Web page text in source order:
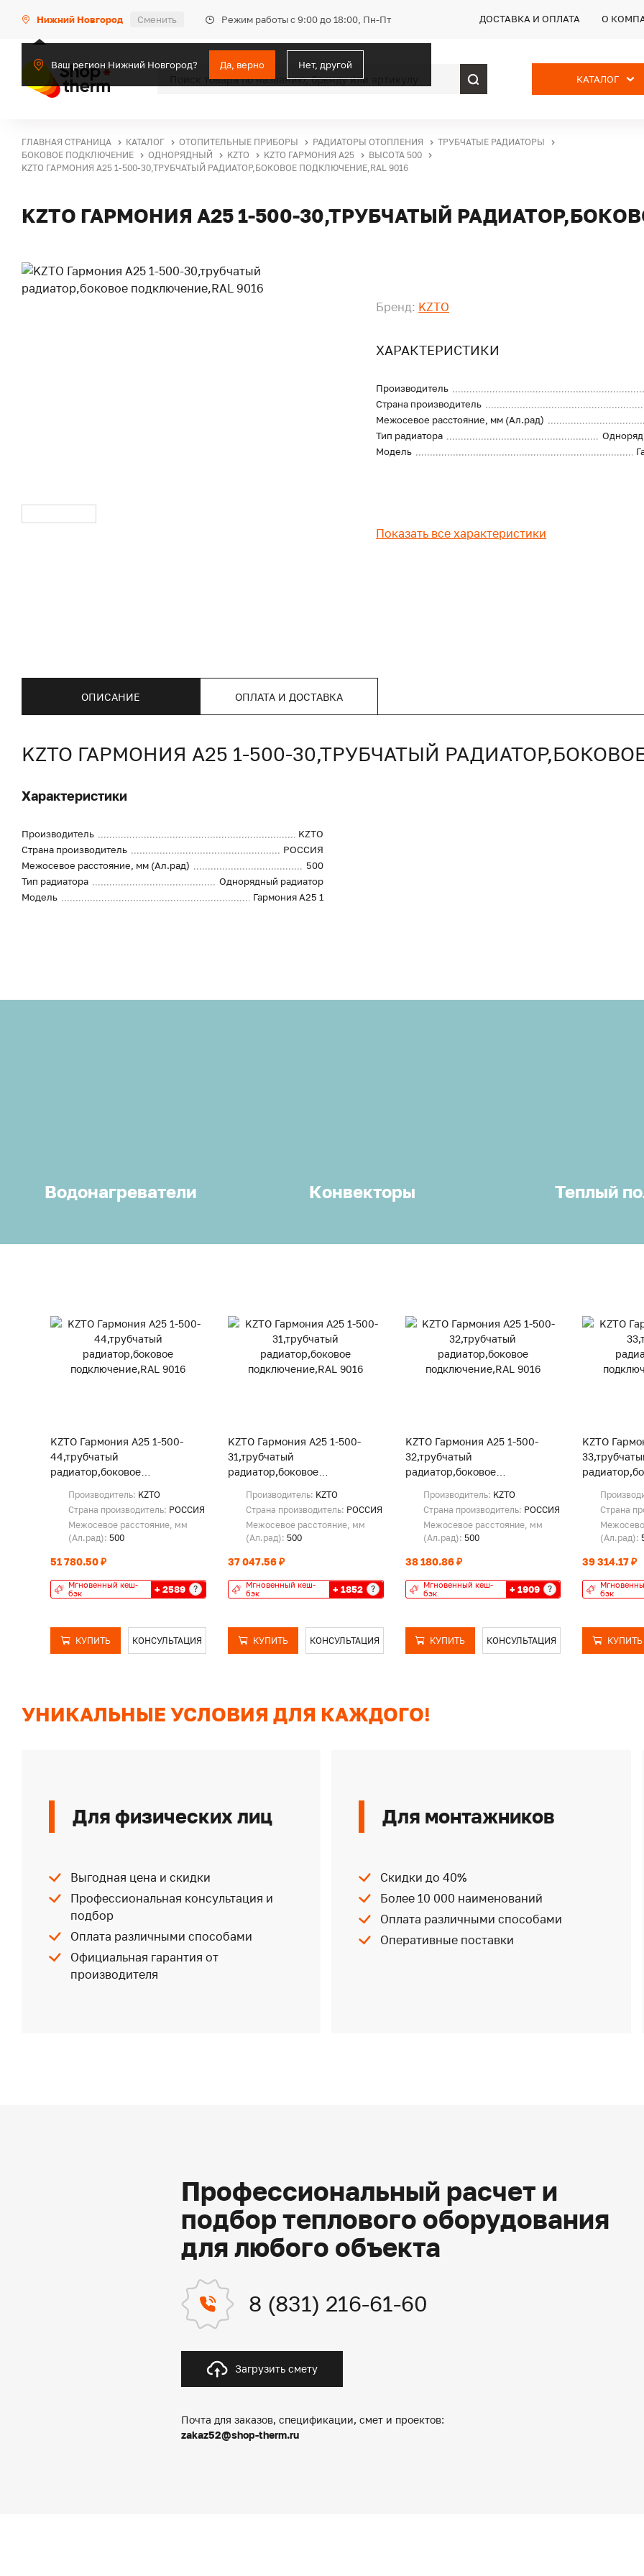
Нижний Новгород Сменить Режим работы с 9:00 до 18:00, Пн-Пт
Ваш регион Нижний Новгород? Да, верно Нет, другой
ДОСТАВКА И ОПЛАТА О
КАТАЛОГ
ГЛАВНАЯ СТРАНИЦА КАТАЛОГ ОТОПИТЕЛЬНЫЕ ПРИБОРЫ РАДИАТОРЫ ОТОПЛЕНИЯ
ТРУБЧАТЫЕ РАДИАТОРЫ
БОКОВОЕ ПОДКЛЮЧЕНИЕ
ОДНОРЯДНЫЙ KZTO KZTO ГАРМОНИЯ А25
ВЫСОТА 500
KZTO ГАРМОНИЯ А25 1-500-30,ТРУБЧАТЫЙ РАДИАТОР,БОКОВОЕ ПОДКЛЮЧЕНИЕ,RAL 9016
KZTO ГАРМОНИЯ А25 1-500-30,ТРУБЧАТЫЙ
Бренд: KZTO
ХАРАКТЕРИСТИКИ
Производитель
Страна производитель
Межосевое расстояние, мм (Ал.рад)
Тип радиатора
Модель
Показать все характеристики
ОПИСАНИЕ ОПЛАТА И ДОСТАВКА
KZTO ГАРМОНИЯ А25 1-500-30,ТРУБЧАТЫЙ
Характеристики
Производитель
KZTO
Страна производитель
РОССИЯ
Межосевое расстояние, мм (Ал.рад)
500
Тип радиатора
Однорядный радиатор
Модель
Гармония А25 1
Водонагреватели Конвекторы Теплый
KZTO Гармония А25 1-500-
44,трубчатый
радиатор,боковое
Производитель: KZTO
Страна производитель: РОССИЯ
Межосевое расстояние, мм
(Ал.рад): 500
51 780.50 ₽
Мгновенный кеш-
бэк
+ 2589 ?
КУПИТЬ КОНСУЛЬТАЦИЯ
KZTO Гармония А25 1-500-
31,трубчатый
радиатор,боковое
Производитель: KZTO
Страна производитель: РОССИЯ
Межосевое расстояние, мм
(Ал.рад): 500
37 047.56 ₽
Мгновенный кеш-
бэк
+ 1852 ?
КУПИТЬ КОНСУЛЬТАЦИЯ
KZTO Гармония А25 1-500-
32,трубчатый
радиатор,боковое
Производитель: KZTO
Страна производитель: РОССИЯ
Межосевое расстояние, мм
(Ал.рад): 500
38 180.86 ₽
Мгновенный кеш-
бэк
+ 1909 ?
КУПИТЬ КОНСУЛЬТАЦИЯ
KZTO
Страна
(Ал.рад):
39 314.17 ₽
бэк
КУПИТЬ
УНИКАЛЬНЫЕ УСЛОВИЯ ДЛЯ КАЖДОГО!
Для физических лиц
Выгодная цена и скидки
Профессиональная консультация и
подбор
Оплата различными способами
Официальная гарантия от
производителя
Для монтажников
Скидки до 40%
Более 10 000 наименований
Оплата различными способами
Оперативные поставки
Профессиональный расчет и
подбор теплового оборудования
для любого объекта
8 (831) 216-61-60
Загрузить смету
Почта для заказов, спецификации, смет и проектов:
zakaz52@shop-therm.ru